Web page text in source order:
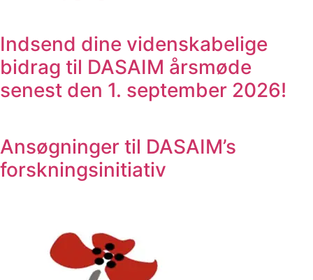
Indsend dine videnskabelige
bidrag til DASAIM årsmøde
senest den 1. september 2026!
Ansøgninger til DASAIM’s
forskningsinitiativ